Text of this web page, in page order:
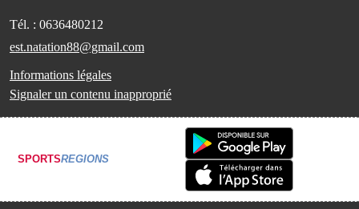
Tél. : 0636480212
est.natation88@gmail.com
Informations légales
Signaler un contenu inapproprié
SPORTSREGIONS